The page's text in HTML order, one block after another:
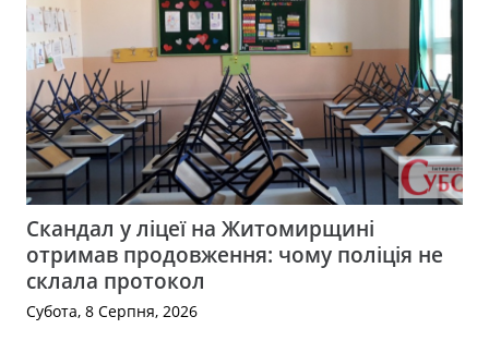
Скандал у ліцеї на Житомирщині
отримав продовження: чому поліція не
склала протокол
Субота, 8 Серпня, 2026